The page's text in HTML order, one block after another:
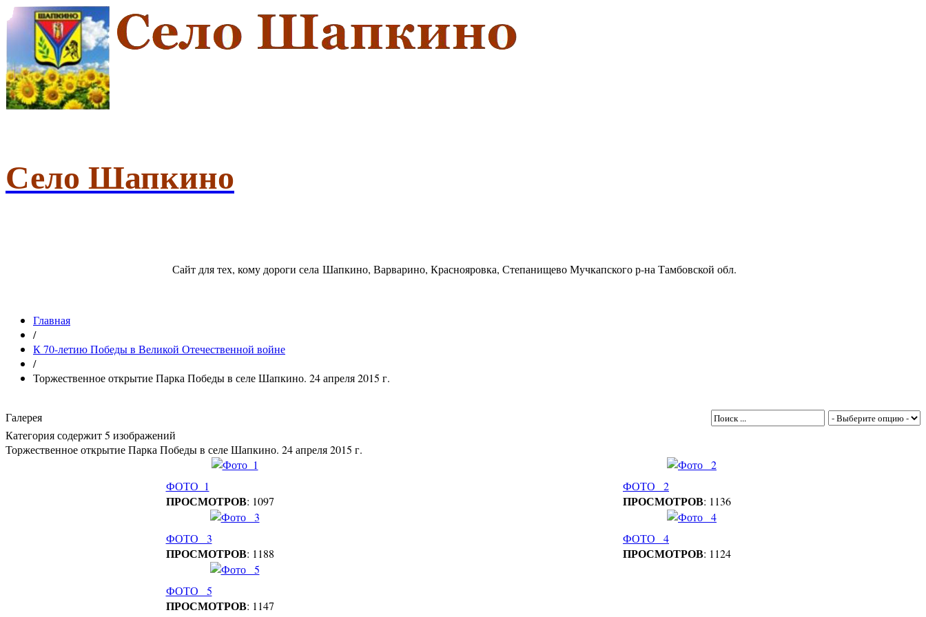
Село Шапкино
Сайт для тех, кому дороги села Шапкино, Варварино, Краснояровка, Степанищево Мучкапского р-на Тамбовской обл.
Главная
/
К 70-летию Победы в Великой Отечественной войне
/
Торжественное открытие Парка Победы в селе Шапкино. 24 апреля 2015 г.
Галерея
Категория содержит 5 изображений
Торжественное открытие Парка Победы в селе Шапкино. 24 апреля 2015 г.
ФОТО_1
ПРОСМОТРОВ: 1097
ФОТО_ 2
ПРОСМОТРОВ: 1136
ФОТО_ 3
ПРОСМОТРОВ: 1188
ФОТО_ 4
ПРОСМОТРОВ: 1124
ФОТО_ 5
ПРОСМОТРОВ: 1147